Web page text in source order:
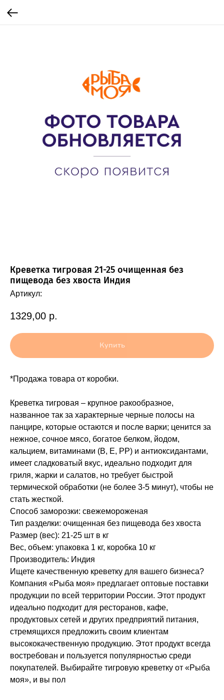
Креветка тигровая 21-25 очищенная без
пищевода без хвоста Индия
Артикул:
1329,00 р.
Купить
*Продажа товара от коробки.
Креветка тигровая – крупное ракообразное,
названное так за характерные черные полосы на
панцире, которые остаются и после варки; ценится за
нежное, сочное мясо, богатое белком, йодом,
кальцием, витаминами (B, E, PP) и антиоксидантами,
имеет сладковатый вкус, идеально подходит для
гриля, жарки и салатов, но требует быстрой
термической обработки (не более 3-5 минут), чтобы не
стать жесткой.
Способ заморозки: свежемороженая
Тип разделки: очищенная без пищевода без хвоста
Размер (вес): 21-25 шт в кг
Вес, объем: упаковка 1 кг, коробка 10 кг
Производитель: Индия
Ищете качественную креветку для вашего бизнеса?
Компания «Рыба моя» предлагает оптовые поставки
продукции по всей территории России. Этот продукт
идеально подходит для ресторанов, кафе,
продуктовых сетей и других предприятий питания,
стремящихся предложить своим клиентам
высококачественную продукцию. Этот продукт всегда
востребован и пользуется популярностью среди
покупателей. Выбирайте тигровую креветку от «Рыба
моя», и вы пол